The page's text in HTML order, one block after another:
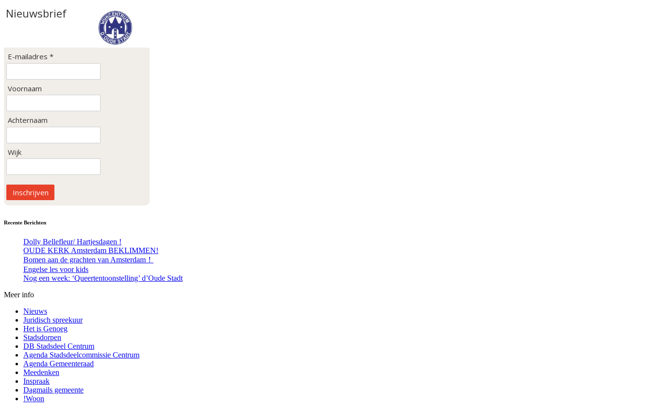
Nieuwsbrief
E-mailadres *
Voornaam
Achternaam
Wijk
Inschrijven
Recente Berichten
Dolly Bellefleur/ Hartjesdagen !
OUDE KERK Amsterdam BEKLIMMEN!
Bomen aan de grachten van Amsterdam！
Engelse les voor kids
Nog een week: ‘Queertentoonstelling’ d’Oude Stadt
Meer info
Nieuws
Juridisch spreekuur
Het is Genoeg
Stadsdorpen
DB Stadsdeel Centrum
Agenda Stadsdeelcommissie Centrum
Agenda Gemeenteraad
Meedenken
Inspraak
Dagmails gemeente
!Woon